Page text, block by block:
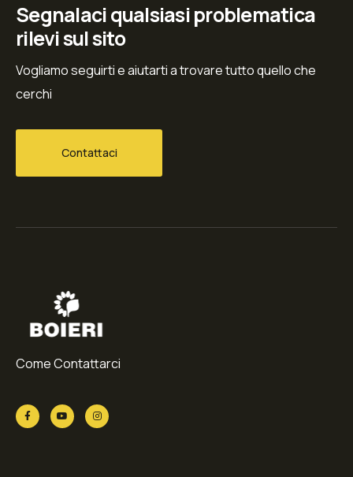
Segnalaci qualsiasi problematica
rilevi sul sito
Vogliamo seguirti e aiutarti a trovare tutto quello che
cerchi
Contattaci
Come Contattarci